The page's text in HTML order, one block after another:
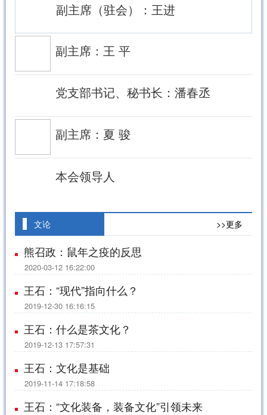
副主席（驻会）：王进
副主席：王 平
党支部书记、秘书长：潘春丞
副主席：夏 骏
本会领导人
文论 >>更多
熊召政：鼠年之疫的反思
2020-03-12 16:22:00
王石：“现代”指向什么？
2019-12-30 16:16:15
王石：什么是茶文化？
2019-12-13 17:57:31
王石：文化是基础
2019-11-14 17:18:58
王石：“文化装备，装备文化”引领未来